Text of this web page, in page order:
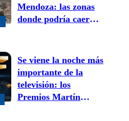
Mendoza: las zonas
donde podría caer
Se viene la noche más
importante de la
televisión: los
Premios Martín